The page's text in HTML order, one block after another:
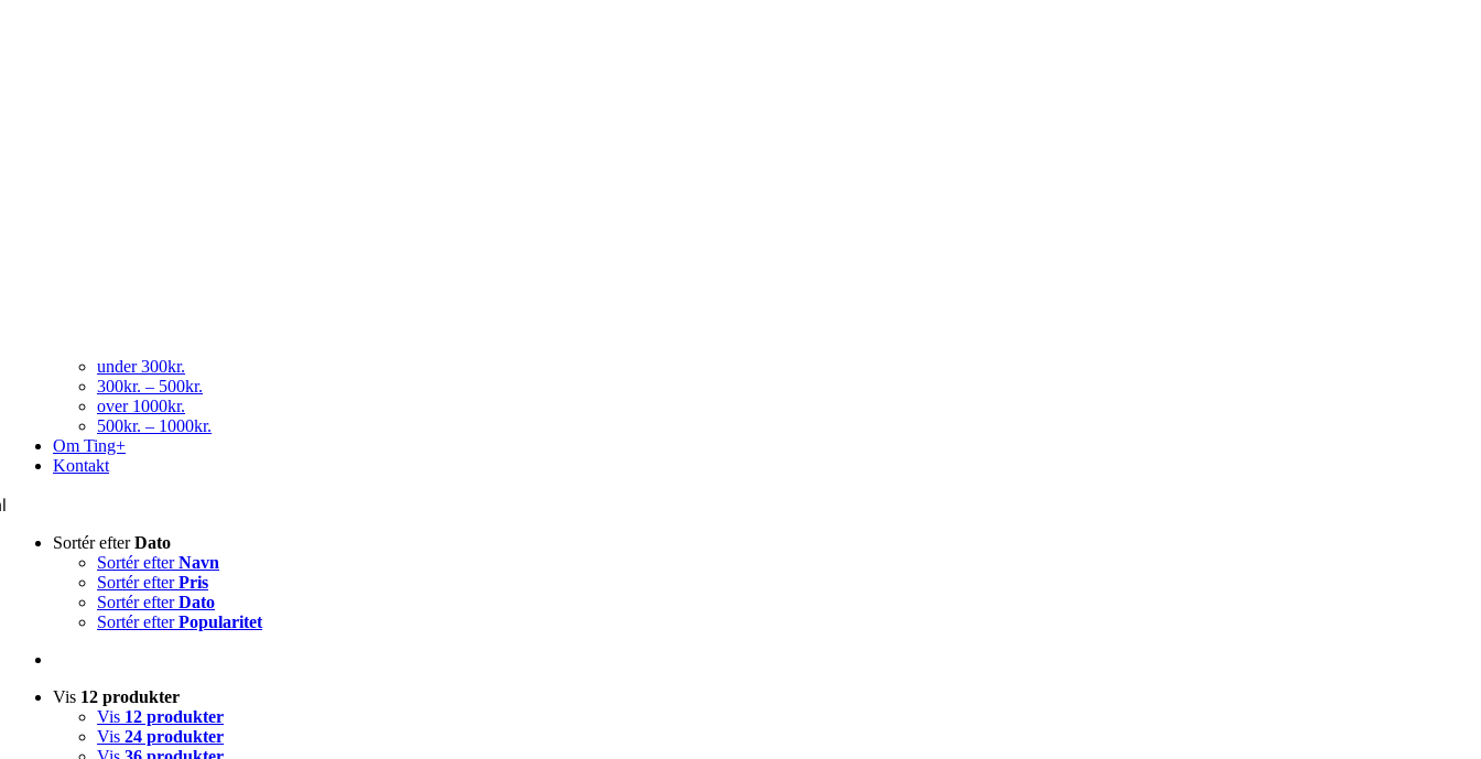
under 300kr.
300kr. – 500kr.
over 1000kr.
500kr. – 1000kr.
Om Ting+
Kontakt
Sortér efterDato
Sortér efterNavn
Sortér efterPris
Sortér efterDato
Sortér efterPopularitet
Vis 12 produkter
Vis 12 produkter
Vis 24 produkter